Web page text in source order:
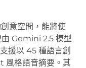
意空間，能將使
Gemini 2.5 模型
援以 45 種語言創
風格語音摘要。其